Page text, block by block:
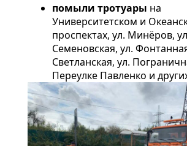
помыли тротуары на
Университетском и
проспектах, ул. Минёров,
Семеновская, ул.
Светланская, ул.
Переулке Павленко и